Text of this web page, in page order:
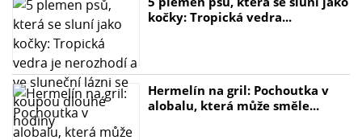
kočky: Tropická vedra...
Hermelín na gril: Pochoutka v
alobalu, která může směle...